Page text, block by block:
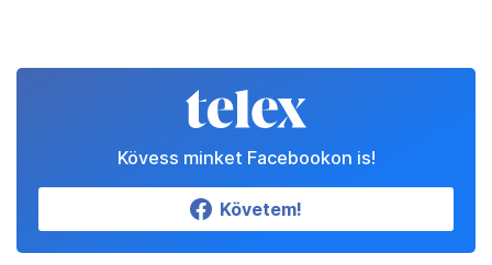
Kövess minket Facebookon is!
Követem!